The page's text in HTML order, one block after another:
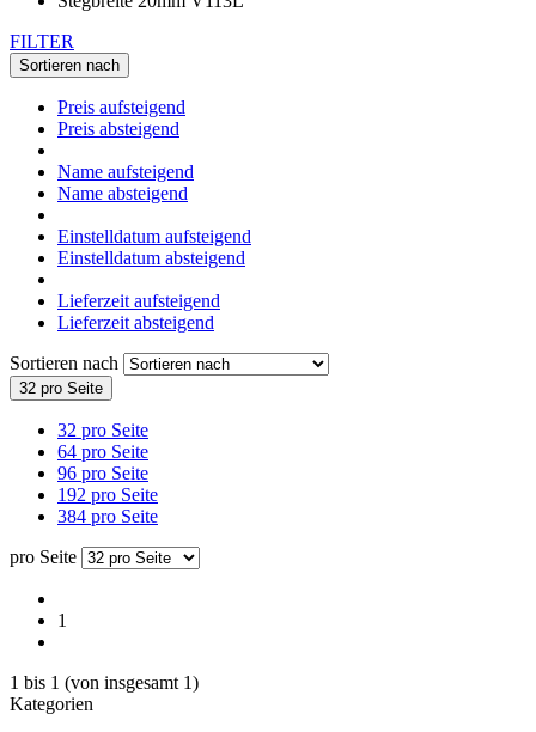
FILTER
Sortieren nach
Preis aufsteigend
Preis absteigend
Name aufsteigend
Name absteigend
Einstelldatum aufsteigend
Einstelldatum absteigend
Lieferzeit aufsteigend
Lieferzeit absteigend
Sortieren nach
32 pro Seite
32 pro Seite
64 pro Seite
96 pro Seite
192 pro Seite
384 pro Seite
pro Seite
1
1 bis 1 (von insgesamt 1)
Kategorien